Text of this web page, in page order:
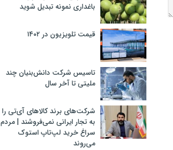
باغداری نمونه تبدیل شوید
قیمت تلویزیون در ۱۴۰۲
تاسیس شرکت دانش‌بنیان چند
ملیتی تا آخر سال
شرکت‌های برند کالاهای آی‌تی را
به تجار ایرانی نمی‌فروشند | مردم
سراغ خرید لپ‌تاپ استوک
می‌روند